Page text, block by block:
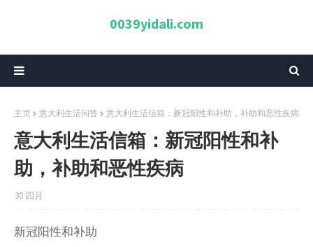
0039yidali.com
主页 意大利生活问答 意大利生活信箱：新冠阳性和补助，补助和恶性疾病
意大利生活信箱：新冠阳性和补
助，补助和恶性疾病
30 四月
新冠阳性和补助